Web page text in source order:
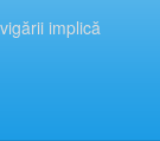
implică